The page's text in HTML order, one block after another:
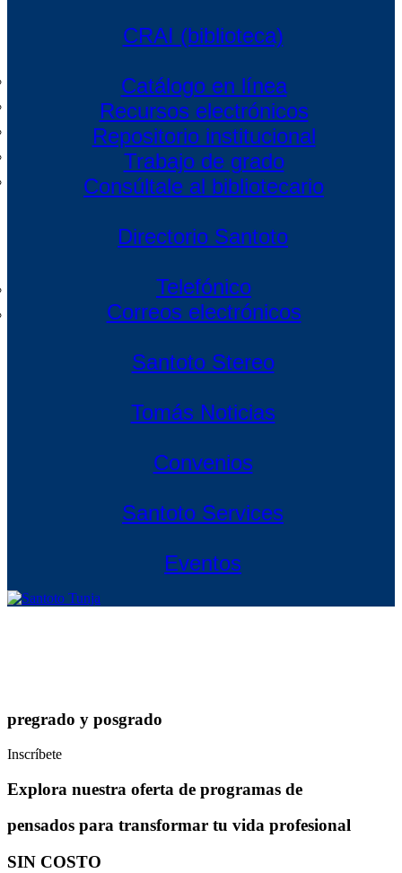
CRAI (biblioteca)
Catálogo en línea
Recursos electrónicos
Repositorio institucional
Trabajo de grado
Consúltale al bibliotecario
Directorio Santoto
Telefónico
Correos electrónicos
Santoto Stereo
Tomás Noticias
Convenios
Santoto Services
Eventos
pregrado y posgrado
Inscríbete
Explora nuestra oferta de programas de
pensados para transformar tu vida profesional
SIN COSTO